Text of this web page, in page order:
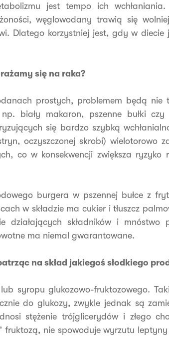
jest tempo ich
węglowodany trawią się
Dlatego korzystniej jest, gdy w diecie
się na raka?
prostych, problemem będą nie
np. biały makaron, pszenne bułki
się bardzo szybką
oczyszczonej skrobi) wielotorowo
co w konsekwencji zwiększa ryzyko
burgera w pszennej bułce z
w składzie ma cukier i tłuszcz
działających składników i
ma niemal gwarantowane.
na skład jakiegoś słodkiego
syropu glukozowo-fruktozowego.
do glukozy, zwykle jednak są
stężenie trójglicerydów i złego
fruktozą, nie spowoduje wyrzutu